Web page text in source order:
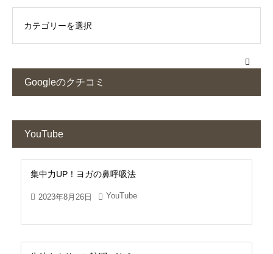
Googleのクチコミ
YouTube
集中力UP！ヨガの鼻呼吸法
2023年8月26日 YouTube